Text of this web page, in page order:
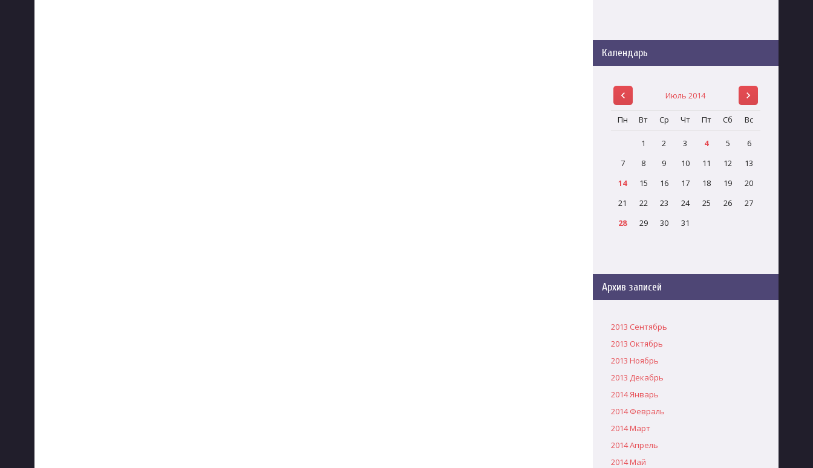
Календарь
Июль 2014
Пн Вт Ср Чт Пт Сб Вс
1 2 3 4 5
6
7
8 9 10 11 12
13
14
15 16 17 18 19
20
21
22 23 24 25 26
27
28
29 30 31
Архив записей
2013 Сентябрь
2013 Октябрь
2013 Ноябрь
2013 Декабрь
2014 Январь
2014 Февраль
2014 Март
2014 Апрель
2014 Май